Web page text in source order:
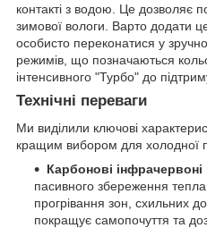
контакті з водою. Це дозволяє
зимової вологи. Варто додати
особисто переконатися у
режимів, що позначаються
інтенсивного "Турбо" до
Технічні переваги
Ми виділили ключові
кращим вибором для холодної
Карбонові інфрачервоні
пасивного збереження
прогрівання зон, схильних
покращує самопочуття та